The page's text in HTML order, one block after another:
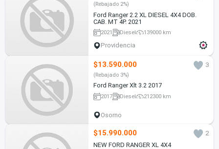
(Rebajado 2%)
Ford Ranger 2.2 XL DIESEL 4X4 DOB.
CAB. MT 4P. 2021
2021 Diesel 139000 km
Providencia
$13.590.000 3
(Rebajado 3%)
Ford Ranger Xlt 3.2 2017
2017 Diesel 212300 km
Osorno
$15.990.000
2
NEW FORD RANGER XL 4X4